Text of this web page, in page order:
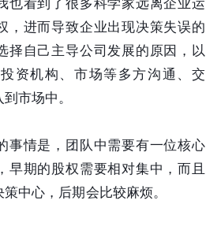
，进而导致企业出现决策失误的
择自己主导公司发展的原因，以
资机构、市场等多方沟通、交
市场中。
事情是，团队中需要有一位核心
早期的股权需要相对集中，而且
中心，后期会比较麻烦。